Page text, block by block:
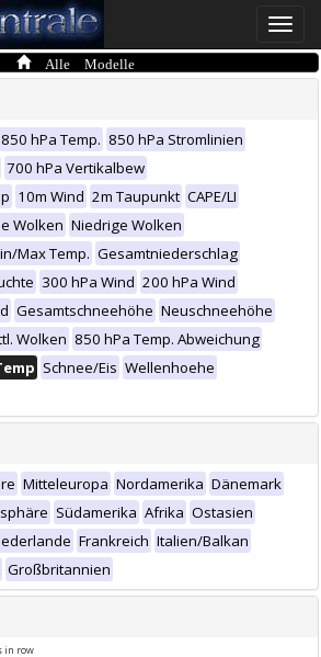
Toggle
Alle Modelle
850 hPa Temp. 850 hPa Stromlinien
700 hPa Vertikalbew
10m Wind 2m Taupunkt CAPE/LI
Wolken Niedrige Wolken
Max Temp. Gesamtniederschlag
300 hPa Wind 200 hPa Wind
Gesamtschneehöhe Neuschneehöhe
Wolken 850 hPa Temp. Abweichung
Schnee/Eis Wellenhoehe
Mitteleuropa Nordamerika Dänemark
Südamerika Afrika Ostasien
Frankreich Italien/Balkan
Großbritannien
in row